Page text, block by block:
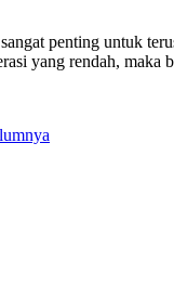
penting untuk
yang rendah,